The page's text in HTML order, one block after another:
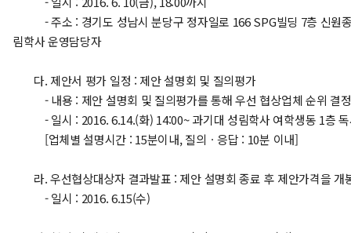
- 주소 : 경기도 성남시 분당구 정자일로 166 SPG빌딩 7층 신원
림학사 운영담당자
다. 제안서 평가 일정 : 제안 설명회 및 질의평가
- 내용 : 제안 설명회 및 질의평가를 통해 우선 협상업체 순위 결정
- 일시 : 2016. 6.14.(화) 14:00~ 과기대 성림학사 여학생동 1층 독
[업체별 설명시간 : 15분이내, 질의ㆍ응답 : 10분 이내]
라. 우선협상대상자 결과발표 : 제안 설명회 종료 후 제안가격을 개
- 일시 : 2016. 6.15(수)